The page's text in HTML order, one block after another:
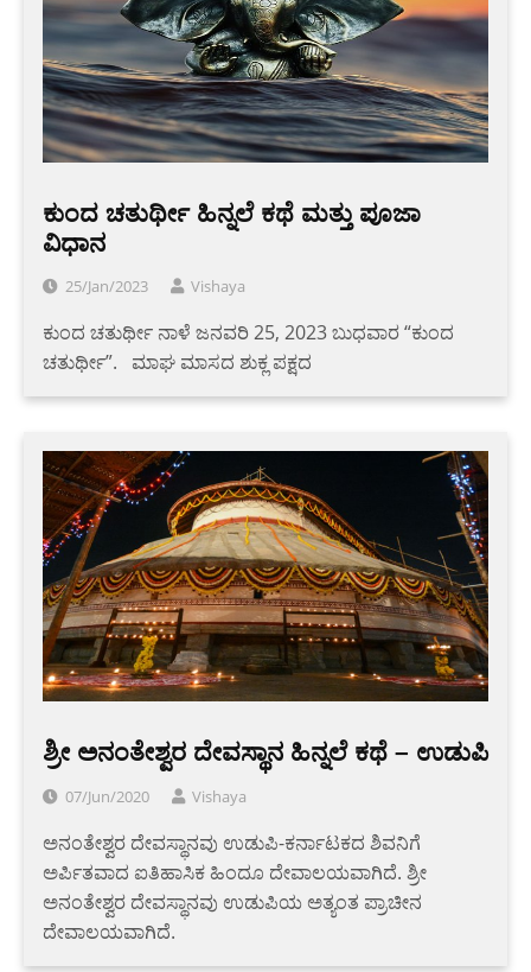
ಕುಂದ ಚತುರ್ಥೀ ಹಿನ್ನಲೆ ಕಥೆ ಮತ್ತು ಪೂಜಾ
ವಿಧಾನ
25/Jan/2023 Vishaya
ಕುಂದ ಚತುರ್ಥೀ ನಾಳೆ ಜನವರಿ 25, 2023 ಬುಧವಾರ “ಕುಂದ
ಚತುರ್ಥೀ”. ‌ ‌ ಮಾಘ ಮಾಸದ ಶುಕ್ಲ ಪಕ್ಷದ
ಶ್ರೀ ಅನಂತೇಶ್ವರ ದೇವಸ್ಥಾನ ಹಿನ್ನಲೆ ಕಥೆ – ಉಡುಪಿ
07/Jun/2020 Vishaya
ಅನಂತೇಶ್ವರ ದೇವಸ್ಥಾನವು ಉಡುಪಿ-ಕರ್ನಾಟಕದ ಶಿವನಿಗೆ
ಅರ್ಪಿತವಾದ ಐತಿಹಾಸಿಕ ಹಿಂದೂ ದೇವಾಲಯವಾಗಿದೆ. ಶ್ರೀ
ಅನಂತೇಶ್ವರ ದೇವಸ್ಥಾನವು ಉಡುಪಿಯ ಅತ್ಯಂತ ಪ್ರಾಚೀನ
ದೇವಾಲಯವಾಗಿದೆ.